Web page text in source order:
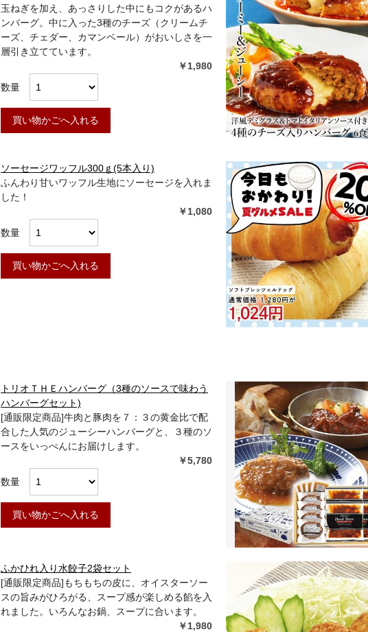
玉ねぎを加え、あっさりした中にもコクがあるハ
ンバーグ。中に入った3種のチーズ（クリームチ
ーズ、チェダー、カマンベール）がおいしさを一
層引き立てています。
￥1,980
数量
買い物かごへ入れる
ソーセージワッフル300ｇ(5本入り)
ふんわり甘いワッフル生地にソーセージを入れま
した！
￥1,080
数量
買い物かごへ入れる
トリオＴＨＥハンバーグ（3種のソースで味わう
ハンバーグセット)
[通販限定商品]牛肉と豚肉を７：３の黄金比で配
合した人気のジューシーハンバーグと、３種のソ
ースをいっぺんにお届けします。
￥5,780
数量
買い物かごへ入れる
ふかひれ入り水餃子2袋セット
[通販限定商品]もちもちの皮に、オイスターソー
スの旨みがひろがる、スープ感が楽しめる餡を入
れました。いろんなお鍋、スープに合います。
￥1,980